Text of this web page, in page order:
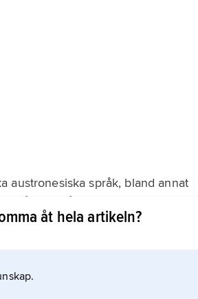
austronesiska språk, bland annat
de språk myndigheterna
är katoliker.
åt hela artikeln?